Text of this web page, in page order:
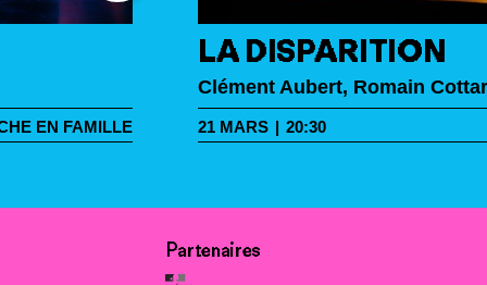
EN FAMILLE
LA DISPARITION
Clément Aubert, Romain
21 MARS | 20:30
Partenaires